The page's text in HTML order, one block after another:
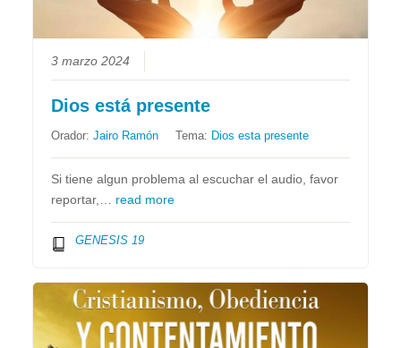
3 marzo 2024
Dios está presente
Orador:Jairo Ramón Tema: Dios esta presente
Si tiene algun problema al escuchar el audio, favor
reportar,… read more
GENESIS 19